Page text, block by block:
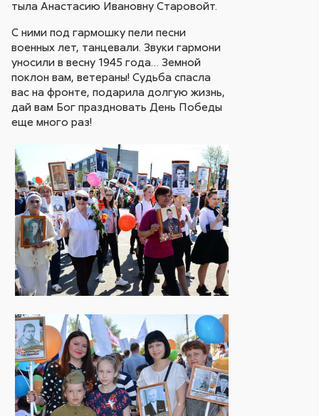
тыла Анастасию Ивановну Старовойт.
С ними под гармошку пели песни
военных лет, танцевали. Звуки гармони
уносили в весну 1945 года… Земной
поклон вам, ветераны! Судьба спасла
вас на фронте, подарила долгую жизнь,
дай вам Бог праздновать День Победы
еще много раз!